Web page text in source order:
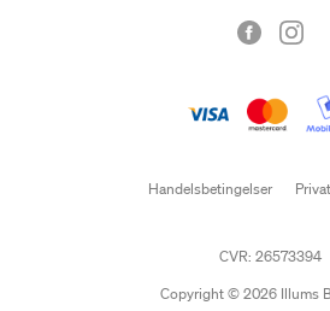
Handelsbetingelser
CVR: 26573394
Copyright © 2026 Illums